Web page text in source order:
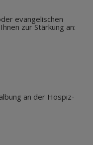
evangelischen
zur Stärkung an:
an der Hospiz-